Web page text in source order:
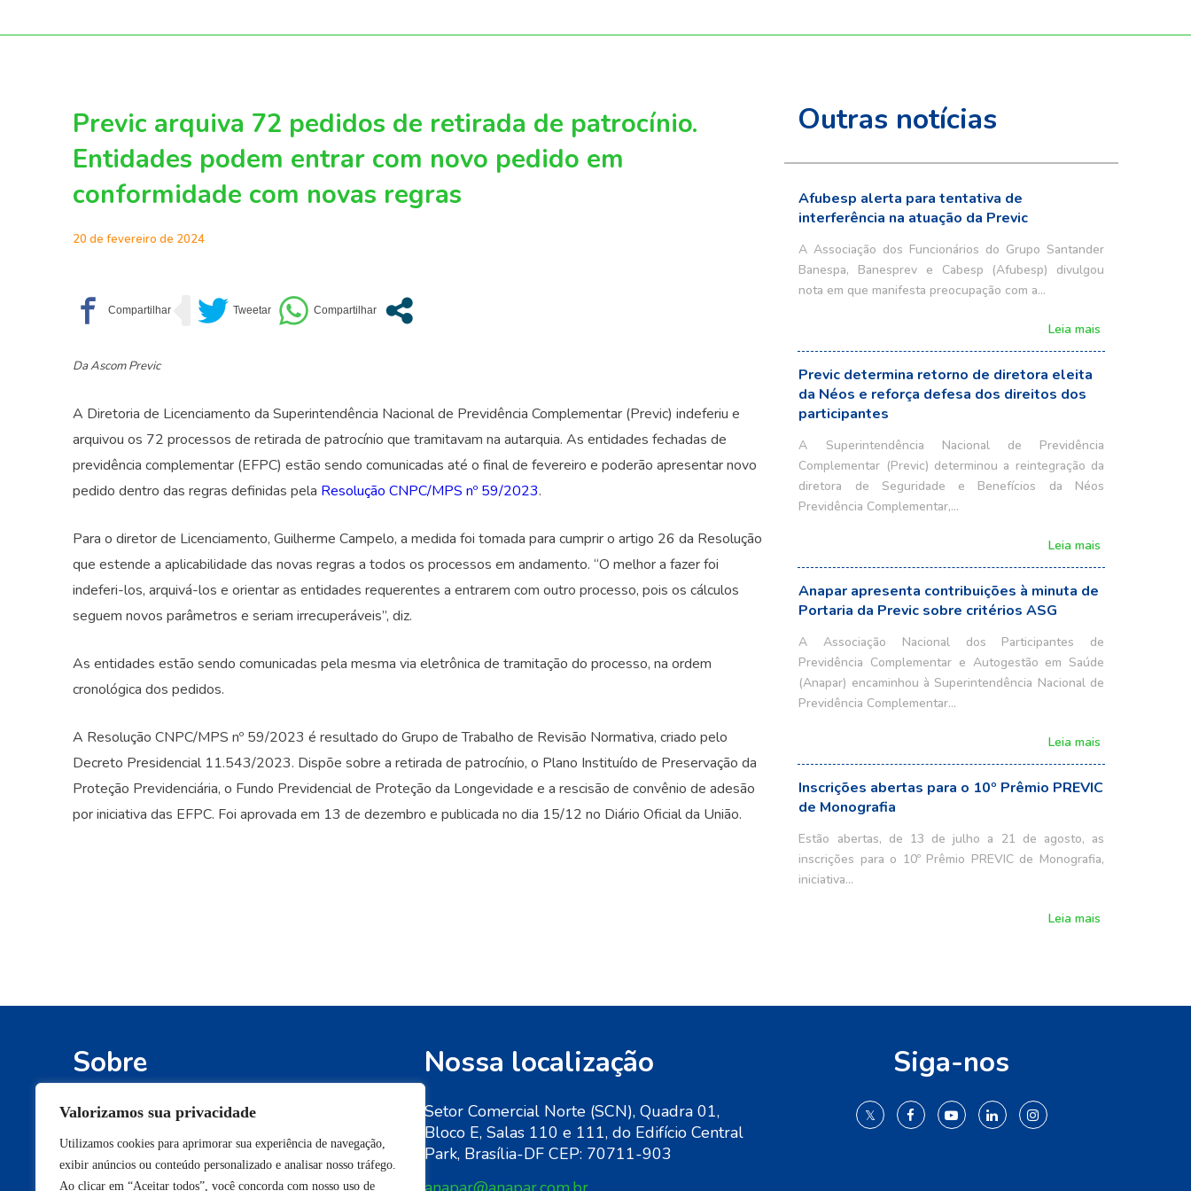
Valorizamos sua privacidade
Utilizamos cookies para aprimorar sua experiência de navegação,
exibir anúncios ou conteúdo personalizado e analisar nosso tráfego.
Ao clicar em “Aceitar todos”, você concorda com nosso uso de
Previc arquiva 72 pedidos de retirada de patrocínio.
Entidades podem entrar com novo pedido em
conformidade com novas regras
20 de fevereiro de 2024
Da Ascom Previc
A Diretoria de Licenciamento da Superintendência Nacional de Previdência Complementar (Previc) indeferiu e
arquivou os 72 processos de retirada de patrocínio que tramitavam na autarquia. As entidades fechadas de
previdência complementar (EFPC) estão sendo comunicadas até o final de fevereiro e poderão apresentar novo
pedido dentro das regras definidas pela Resolução CNPC/MPS nº 59/2023.
Para o diretor de Licenciamento, Guilherme Campelo, a medida foi tomada para cumprir o artigo 26 da Resolução
que estende a aplicabilidade das novas regras a todos os processos em andamento. “O melhor a fazer foi
indeferi-los, arquivá-los e orientar as entidades requerentes a entrarem com outro processo, pois os cálculos
seguem novos parâmetros e seriam irrecuperáveis”, diz.
As entidades estão sendo comunicadas pela mesma via eletrônica de tramitação do processo, na ordem
cronológica dos pedidos.
A Resolução CNPC/MPS nº 59/2023 é resultado do Grupo de Trabalho de Revisão Normativa, criado pelo
Decreto Presidencial 11.543/2023. Dispõe sobre a retirada de patrocínio, o Plano Instituído de Preservação da
Proteção Previdenciária, o Fundo Previdencial de Proteção da Longevidade e a rescisão de convênio de adesão
por iniciativa das EFPC. Foi aprovada em 13 de dezembro e publicada no dia 15/12 no Diário Oficial da União.
Outras notícias
Afubesp alerta para tentativa de
interferência na atuação da Previc
A Associação dos Funcionários do Grupo Santander
Banespa, Banesprev e Cabesp (Afubesp) divulgou
nota em que manifesta preocupação com a…
Leia mais
Previc determina retorno de diretora eleita
da Néos e reforça defesa dos direitos dos
participantes
A Superintendência Nacional de Previdência
Complementar (Previc) determinou a reintegração da
diretora de Seguridade e Benefícios da Néos
Previdência Complementar,…
Leia mais
Anapar apresenta contribuições à minuta de
Portaria da Previc sobre critérios ASG
A Associação Nacional dos Participantes de
Previdência Complementar e Autogestão em Saúde
(Anapar) encaminhou à Superintendência Nacional de
Previdência Complementar…
Leia mais
Inscrições abertas para o 10º Prêmio PREVIC
de Monografia
Estão abertas, de 13 de julho a 21 de agosto, as
inscrições para o 10º Prêmio PREVIC de Monografia,
iniciativa…
Leia mais
Sobre
Defendemos os interesses e os direitos
conquistados pelos participantes de fundos de
pensão e pelos beneficiários de planos de
Nossa localização
Setor Comercial Norte (SCN), Quadra 01,
Bloco E, Salas 110 e 111, do Edifício Central
Park, Brasília-DF CEP: 70711-903
Siga-nos